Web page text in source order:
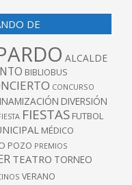
DE
ALCALDE
BIBLIOBUS
CONCURSO
DIVERSIÓN
FIESTAS FUTBOL
MÉDICO
POZO PREMIOS
TEATRO TORNEO
VERANO